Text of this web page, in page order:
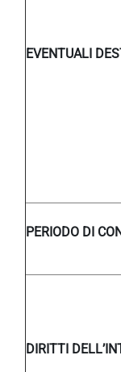
EVENTUALI
PERIODO DI
DIRITTI